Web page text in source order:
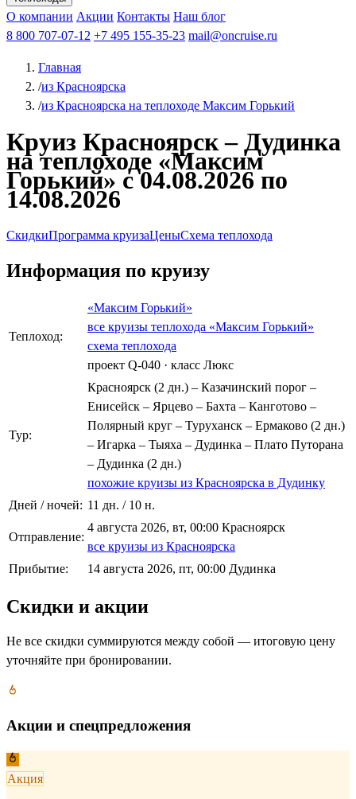
Чебоксарыиз Волгоградаиз Саратова Все города
КазаньВ Нижний НовгородВ ПермьВ Ростов-на-Дону
РыбинскНа СоловкиНа ВалаамПо ОкеПо Енисею
Афанасий Никитин Октябрьская революция
ФединАлександр СвешниковИван
МироновА.С.Попов
О компании Акции Контакты Наш блог
8 800 707-07-12 +7 495 155-35-23 mail@oncruise.ru
Главная
/из Красноярска
/из Красноярска на теплоходе Максим Горький
Круиз Красноярск – Дудинка
на теплоходе «Максим
Горький» с 04.08.2026 по
14.08.2026
СкидкиПрограмма круизаЦеныСхема теплохода
Информация по круизу
Теплоход:
«Максим Горький»
все круизы теплохода «Максим Горький»
схема теплохода
проект Q-040 · класс Люкс
Тур:
Красноярск (2 дн.) – Казачинский порог –
Енисейск – Ярцево – Бахта – Канготово –
Полярный круг – Туруханск – Ермаково (2 дн.)
– Игарка – Тыяха – Дудинка – Плато Путорана
– Дудинка (2 дн.)
похожие круизы из Красноярска в Дудинку
Дней / ночей: 11 дн. / 10 н.
Отправление:
4 августа 2026, вт, 00:00 Красноярск
все круизы из Красноярска
Прибытие:
14 августа 2026, пт, 00:00 Дудинка
Скидки и акции
Не все скидки суммируются между собой — итоговую цену
уточняйте при бронировании.
Акции и спецпредложения
Акция